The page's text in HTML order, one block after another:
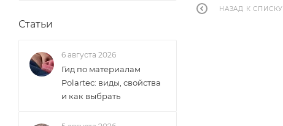
НАЗАД К СПИСКУ
Статьи
6 августа 2026
Гид по материалам
Polartec: виды, свойства
и как выбрать